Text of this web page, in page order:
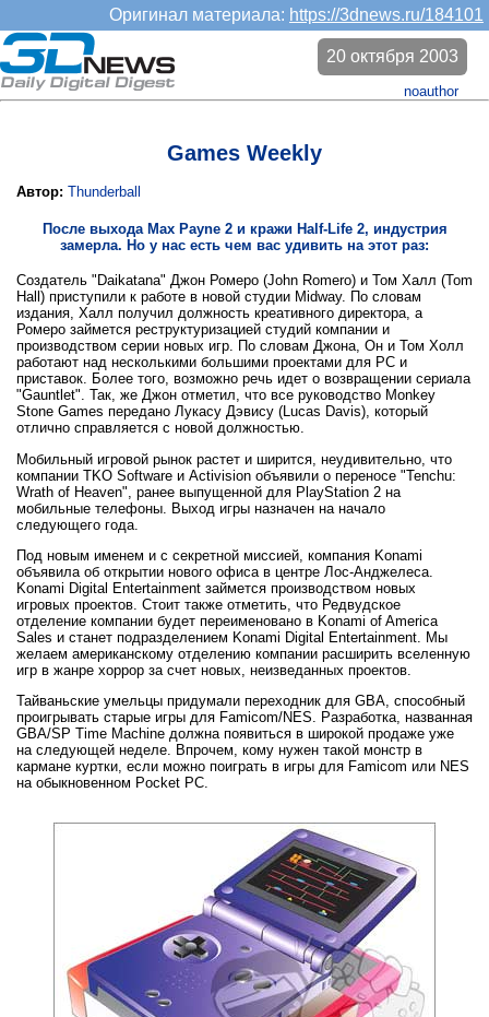
Оригинал материала: https://3dnews.ru/184101
Games Weekly
20 октября 2003
noauthor
Автор: Thunderball
После выхода Max Payne 2 и кражи Half-Life 2, индустрия
замерла. Но у нас есть чем вас удивить на этот раз:
Создатель "Daikatana" Джон Ромеро (John Romero) и Том Халл (Tom
Hall) приступили к работе в новой студии Midway. По словам
издания, Халл получил должность креативного директора, а
Ромеро займется реструктуризацией студий компании и
производством серии новых игр. По словам Джона, Он и Том Холл
работают над несколькими большими проектами для PC и
приставок. Более того, возможно речь идет о возвращении сериала
"Gauntlet". Так, же Джон отметил, что все руководство Monkey
Stone Games передано Лукасу Дэвису (Lucas Davis), который
отлично справляется с новой должностью.
Мобильный игровой рынок растет и ширится, неудивительно, что
компании TKO Software и Activision объявили о переносе "Tenchu:
Wrath of Heaven", ранее выпущенной для PlayStation 2 на
мобильные телефоны. Выход игры назначен на начало
следующего года.
Под новым именем и с секретной миссией, компания Konami
объявила об открытии нового офиса в центре Лос-Анджелеса.
Konami Digital Entertainment займется производством новых
игровых проектов. Стоит также отметить, что Редвудское
отделение компании будет переименовано в Konami of America
Sales и станет подразделением Konami Digital Entertainment. Мы
желаем американскому отделению компании расширить вселенную
игр в жанре хоррор за счет новых, неизведанных проектов.
Тайваньские умельцы придумали переходник для GBA, способный
проигрывать старые игры для Famicom/NES. Разработка, названная
GBA/SP Time Machine должна появиться в широкой продаже уже
на следующей неделе. Впрочем, кому нужен такой монстр в
кармане куртки, если можно поиграть в игры для Famicom или NES
на обыкновенном Pocket PC.